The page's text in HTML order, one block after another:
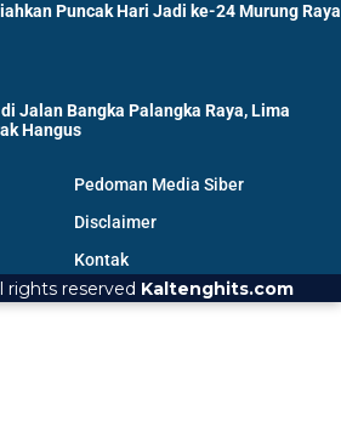
Puncak Hari Jadi ke-24 Murung Raya
Jalan Bangka Palangka Raya, Lima
Hangus
Pedoman Media Siber
Disclaimer
Kontak
rights reserved Kaltenghits.com